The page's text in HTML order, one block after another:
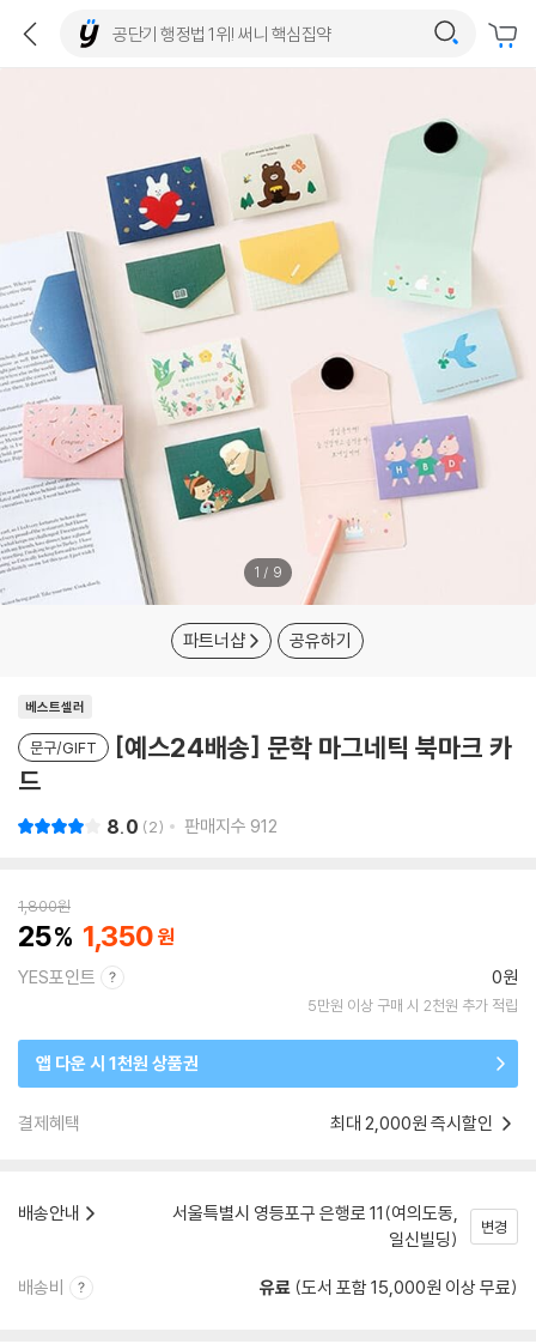
1 / 9
파트너샵 공유하기
베스트셀러
문구/GIFT
[예스24배송] 문학 마그네틱 북마크 카
드
8.0 2 판매지수 912
1,800원
25 1,350
YES포인트 0원
5만원 이상 구매 시 2천원 추가 적립
앱 다운 시 1천원 상품권
결제혜택 최대 2,000원 즉시할인
배송안내
서울특별시 영등포구 은행로 11(여의도동,
일신빌딩)
변경
배송비 유료 (도서 포함 15,000원 이상 무료)